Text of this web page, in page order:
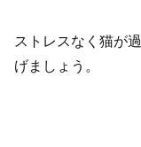
ストレスなく猫が
げましょう。